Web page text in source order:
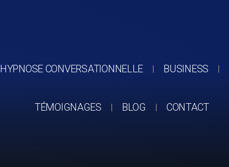
HYPNOSE CONVERSATIONNELLE BUSINESS
TÉMOIGNAGES BLOG CONTACT